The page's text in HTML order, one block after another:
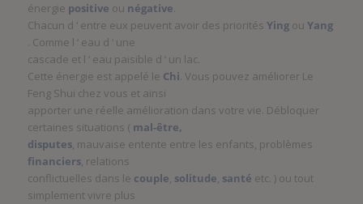
énergie positive ou négative.
Chacun d ‘ entre eux peuvent avoir des priorités Yingou Yang
. Comme l ‘ eau d ‘ une
cascade et l ‘ eau paisible d ‘ un lac.
Cette énergie est appelé le Chi. Vous pouvez améliorer Le
Feng Shui chez vous et ainsi
apporter une réelle amélioration dans votre vie. Débloquer
certaines situations ( mal-être,
disputes, mauvaise entente entre les enfants, problèmes
financiers, relations
conflictuelles dans le couple, solitude, santé etc. ) ou tout
simplement vivre plus